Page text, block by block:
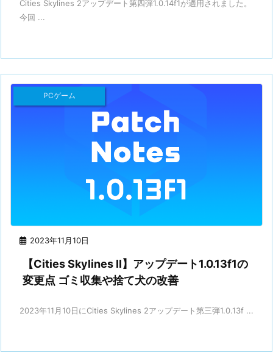
Cities Skylines 2アップデート第四弾1.0.14f1が適用されました。
今回 ...
2023年11月10日
PCゲーム
【Cities Skylines II】アップデート1.0.13f1の
変更点 ゴミ収集や捨て犬の改善
2023年11月10日にCities Skylines 2アップデート第三弾1.0.13f ...